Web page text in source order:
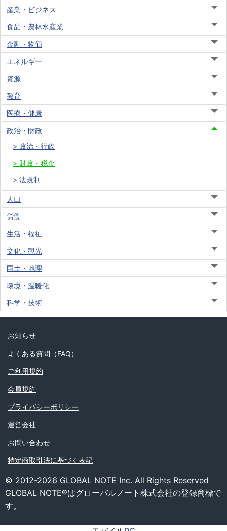
産業・ビジネス
食品・農林水産業
金融・物価
エネルギー
資源
教育
医療・健康
政治・財政
政治・行政
財政・税金
法規制
人口
労働
生活・福祉
文化・観光
国土・地理
環境・温暖化
科学・技術
お知らせ
よくある質問（FAQ）
ご利用規約
会員規約
プライバシーポリシー
運営会社
お問い合わせ
特定商取引法に基づく表記
© 2012-2026 GLOBAL NOTE Inc. All Rights Reserved
GLOBAL NOTE®はグローバルノート株式会社の登録商標で
す。